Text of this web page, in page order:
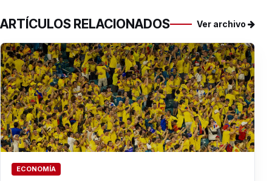
ARTÍCULOS RELACIONADOS Ver archivo
ECONOMÍA